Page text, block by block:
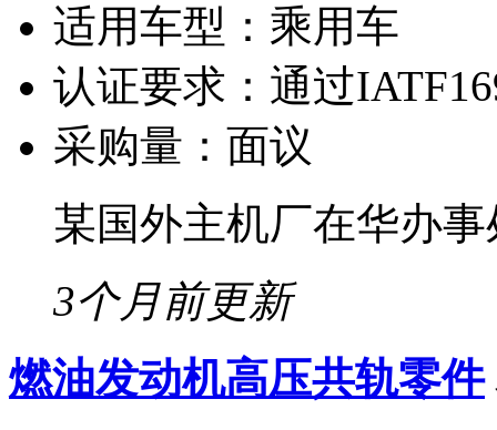
适用车型： 乘用车
认证要求： 通过
采购量： 面议
某国外主机厂在华办事
3个月前更新
燃油发动机高压共轨零件